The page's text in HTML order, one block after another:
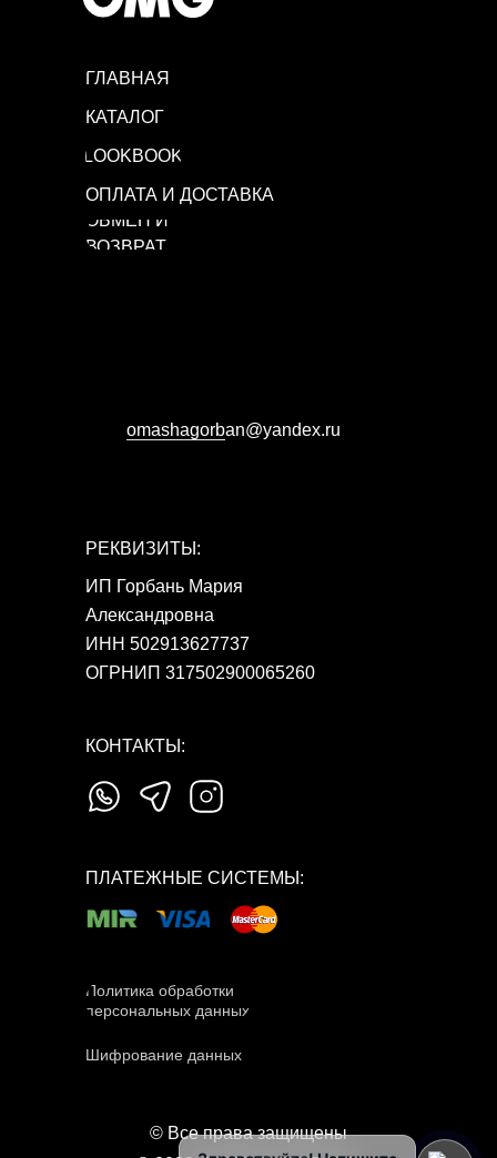
ГЛАВНАЯ
КАТАЛОГ
LOOKBOOK
ОБМЕН И
ВОЗВРАТ
ОПЛАТА И ДОСТАВКА
Политика обработки
персональных данных
КОНТАКТЫ:
© Все права защищены
omashagorbаn@yandex.ru
РЕКВИЗИТЫ:
ИП Горбань Мария
Александровна
ИНН 502913627737
ОГРНИП 317502900065260
Шифрование данных
ПЛАТЕЖНЫЕ СИСТЕМЫ: